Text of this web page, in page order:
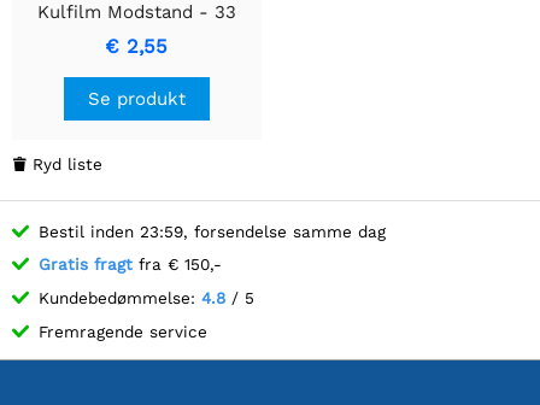
Kulfilm Modstand - 33
Ohm
€ 2,55
Se produkt
 Ryd liste
Bestil inden 23:59, forsendelse samme dag
Gratis fragt fra € 150,-
Kundebedømmelse: 4.8 / 5
Fremragende service